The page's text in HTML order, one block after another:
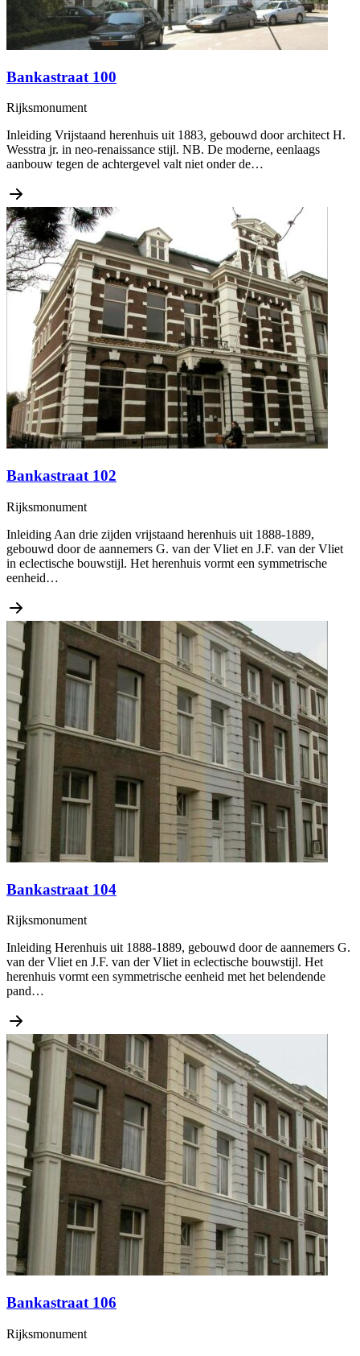
Bankastraat 100
Rijksmonument
Inleiding Vrijstaand herenhuis uit 1883, gebouwd door architect H.
Wesstra jr. in neo-renaissance stijl. NB. De moderne, eenlaags
aanbouw tegen de achtergevel valt niet onder de…
Bankastraat 102
Rijksmonument
Inleiding Aan drie zijden vrijstaand herenhuis uit 1888-1889,
gebouwd door de aannemers G. van der Vliet en J.F. van der Vliet
in eclectische bouwstijl. Het herenhuis vormt een symmetrische
eenheid…
Bankastraat 104
Rijksmonument
Inleiding Herenhuis uit 1888-1889, gebouwd door de aannemers G.
van der Vliet en J.F. van der Vliet in eclectische bouwstijl. Het
herenhuis vormt een symmetrische eenheid met het belendende
pand…
Bankastraat 106
Rijksmonument